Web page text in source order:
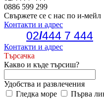
0886 599 299
Свържете се с нас по и-мейл
Контакти и адрес
02/444 7 444
Контакти и адрес
Търсачка
Какво и къде търсиш?
Удобства и развлечения
Гледка море
Първа